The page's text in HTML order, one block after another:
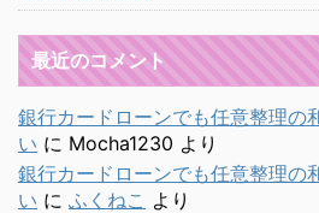
最近のコメント
銀行カードローンでも任意整理の
い に Mocha1230 より
銀行カードローンでも任意整理の
い に ふくねこ より